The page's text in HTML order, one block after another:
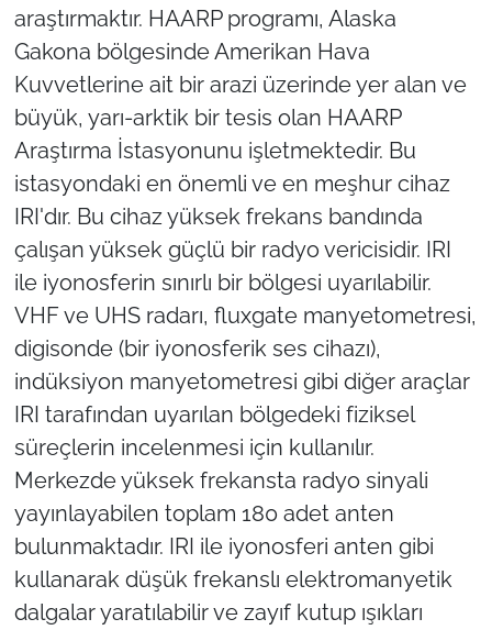
araştırmaktır. HAARP programı, Alaska
Gakona bölgesinde Amerikan Hava
Kuvvetlerine ait bir arazi üzerinde yer alan ve
büyük, yarı-arktik bir tesis olan HAARP
Araştırma İstasyonunu işletmektedir. Bu
istasyondaki en önemli ve en meşhur cihaz
IRI'dır. Bu cihaz yüksek frekans bandında
çalışan yüksek güçlü bir radyo vericisidir. IRI
ile iyonosferin sınırlı bir bölgesi uyarılabilir.
VHF ve UHS radarı, fluxgate manyetometresi,
digisonde (bir iyonosferik ses cihazı),
indüksiyon manyetometresi gibi diğer araçlar
IRI tarafından uyarılan bölgedeki fiziksel
süreçlerin incelenmesi için kullanılır.
Merkezde yüksek frekansta radyo sinyali
yayınlayabilen toplam 180 adet anten
bulunmaktadır. IRI ile iyonosferi anten gibi
kullanarak düşük frekanslı elektromanyetik
dalgalar yaratılabilir ve zayıf kutup ışıkları